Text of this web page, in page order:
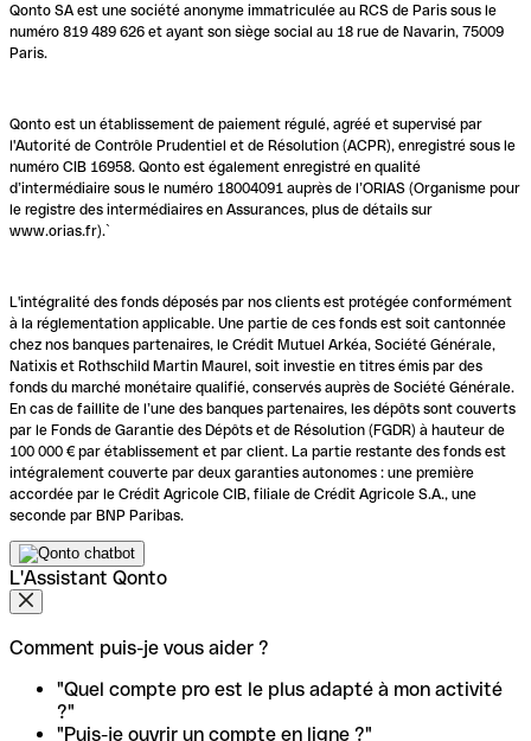
Qonto SA est une société anonyme immatriculée au RCS de Paris sous le
numéro 819 489 626 et ayant son siège social au 18 rue de Navarin, 75009
Paris.
Qonto est un établissement de paiement régulé, agréé et supervisé par
l'Autorité de Contrôle Prudentiel et de Résolution (ACPR), enregistré sous le
numéro CIB 16958. Qonto est également enregistré en qualité
d’intermédiaire sous le numéro 18004091 auprès de l’ORIAS (Organisme pour
le registre des intermédiaires en Assurances, plus de détails sur
www.orias.fr).`
L'intégralité des fonds déposés par nos clients est protégée conformément
à la réglementation applicable. Une partie de ces fonds est soit cantonnée
chez nos banques partenaires, le Crédit Mutuel Arkéa, Société Générale,
Natixis et Rothschild Martin Maurel, soit investie en titres émis par des
fonds du marché monétaire qualifié, conservés auprès de Société Générale.
En cas de faillite de l’une des banques partenaires, les dépôts sont couverts
par le Fonds de Garantie des Dépôts et de Résolution (FGDR) à hauteur de
100 000 € par établissement et par client. La partie restante des fonds est
intégralement couverte par deux garanties autonomes : une première
accordée par le Crédit Agricole CIB, filiale de Crédit Agricole S.A., une
seconde par BNP Paribas.
L'Assistant Qonto
Comment puis-je vous aider ?
"Quel compte pro est le plus adapté à mon activité
?"
"Puis-je ouvrir un compte en ligne ?"